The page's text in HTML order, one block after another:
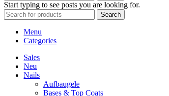
Start typing to see posts you are looking for.
Search
Menu
Categories
Sales
Neu
Nails
Aufbaugele
Bases & Top Coats